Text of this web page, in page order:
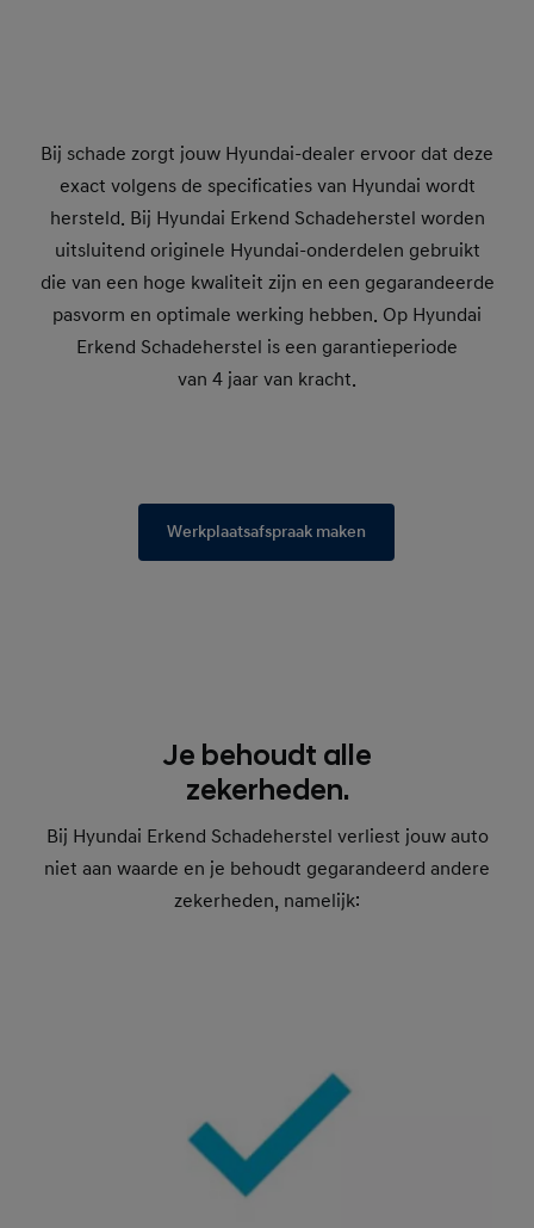
Bij schade zorgt jouw Hyundai-dealer ervoor dat deze
exact volgens de specificaties van Hyundai wordt
hersteld. Bij Hyundai Erkend Schadeherstel worden
uitsluitend originele Hyundai-onderdelen gebruikt
die van een hoge kwaliteit zijn en een gegarandeerde
pasvorm en optimale werking hebben. Op Hyundai
Erkend Schadeherstel is een garantieperiode
van 4 jaar van kracht.
Werkplaatsafspraak maken
Je behoudt alle
zekerheden.
Bij Hyundai Erkend Schadeherstel verliest jouw auto
niet aan waarde en je behoudt gegarandeerd andere
zekerheden, namelijk: